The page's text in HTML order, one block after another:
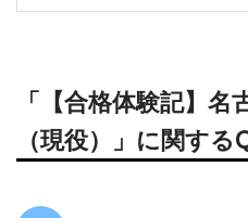
「【合格体験記】名
（現役）」に関する